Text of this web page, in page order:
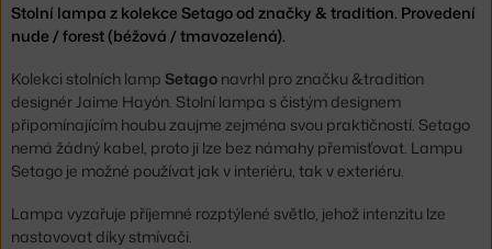
Stolní lampa z kolekce Setago od značky & tradition. Provedení
nude / forest (béžová / tmavozelená).
Kolekci stolních lamp Setago navrhl pro značku &tradition
designér Jaime Hayón. Stolní lampa s čistým designem
připomínajícím houbu zaujme zejména svou praktičností. Setago
nemá žádný kabel, proto ji lze bez námahy přemisťovat. Lampu
Setago je možné používat jak v interiéru, tak v exteriéru.
Lampa vyzařuje příjemné rozptýlené světlo, jehož intenzitu lze
nastavovat díky stmívači.